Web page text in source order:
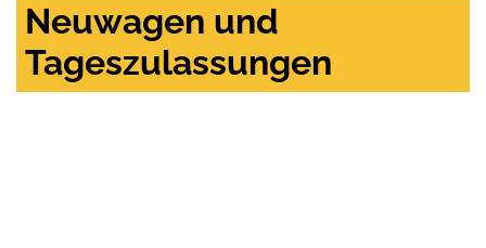
Neuwagen und
Tageszulassungen